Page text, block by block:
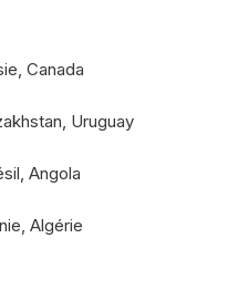
Canada
Uruguay
Angola
Algérie